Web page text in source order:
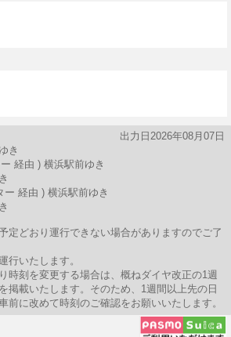
出力日2026年08月07日
き
経由 ) 横浜駅前ゆき
経由 ) 横浜駅前ゆき
どおり運行できない場合がありますのでご了
いたします。
時刻を変更する場合は、概ねダイヤ改正の1週
掲載いたします。そのため、1週間以上先の日
前に改めて時刻のご確認をお願いいたします。